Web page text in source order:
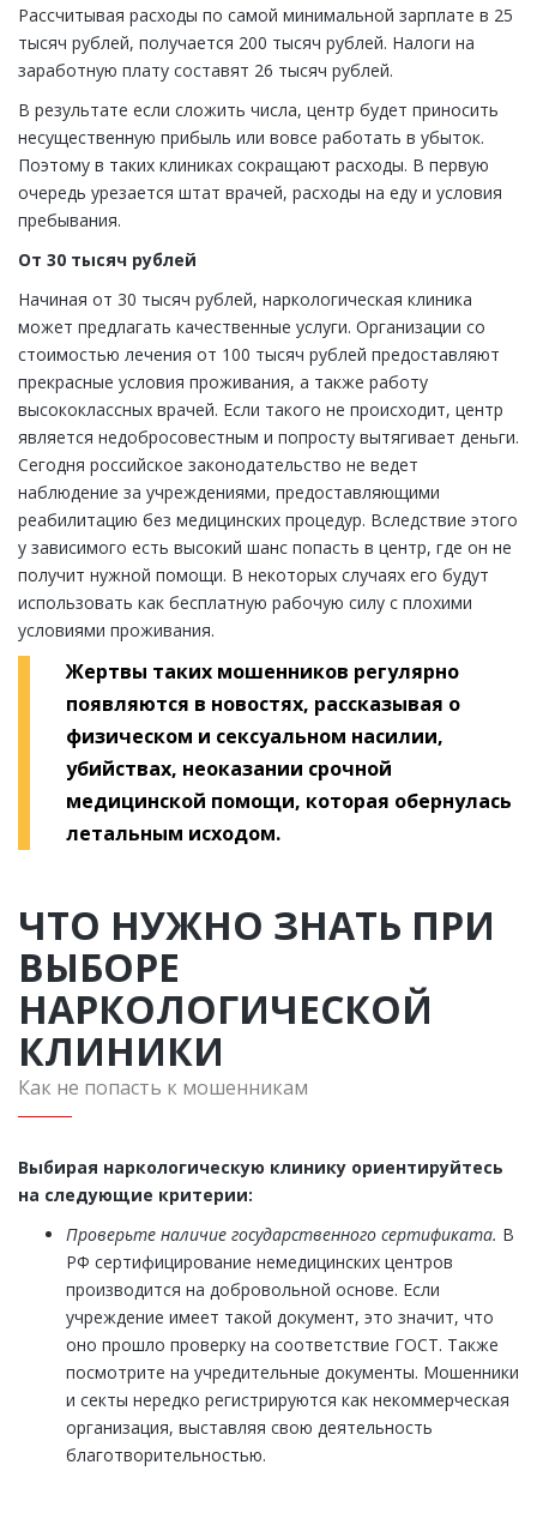
Рассчитывая расходы по самой минимальной зарплате в 25
тысяч рублей, получается 200 тысяч рублей. Налоги на
заработную плату составят 26 тысяч рублей.
В результате если сложить числа, центр будет приносить
несущественную прибыль или вовсе работать в убыток.
Поэтому в таких клиниках сокращают расходы. В первую
очередь урезается штат врачей, расходы на еду и условия
пребывания.
От 30 тысяч рублей
Начиная от 30 тысяч рублей, наркологическая клиника
может предлагать качественные услуги. Организации со
стоимостью лечения от 100 тысяч рублей предоставляют
прекрасные условия проживания, а также работу
высококлассных врачей. Если такого не происходит, центр
является недобросовестным и попросту вытягивает деньги.
Сегодня российское законодательство не ведет
наблюдение за учреждениями, предоставляющими
реабилитацию без медицинских процедур. Вследствие этого
у зависимого есть высокий шанс попасть в центр, где он не
получит нужной помощи. В некоторых случаях его будут
использовать как бесплатную рабочую силу с плохими
условиями проживания.
Жертвы таких мошенников регулярно
появляются в новостях, рассказывая о
физическом и сексуальном насилии,
убийствах, неоказании срочной
медицинской помощи, которая обернулась
летальным исходом.
ЧТО НУЖНО ЗНАТЬ ПРИ
ВЫБОРЕ
НАРКОЛОГИЧЕСКОЙ
КЛИНИКИ
Как не попасть к мошенникам
Выбирая наркологическую клинику ориентируйтесь
на следующие критерии:
Проверьте наличие государственного сертификата. В
РФ сертифицирование немедицинских центров
производится на добровольной основе. Если
учреждение имеет такой документ, это значит, что
оно прошло проверку на соответствие ГОСТ. Также
посмотрите на учредительные документы. Мошенники
и секты нередко регистрируются как некоммерческая
организация, выставляя свою деятельность
благотворительностью.